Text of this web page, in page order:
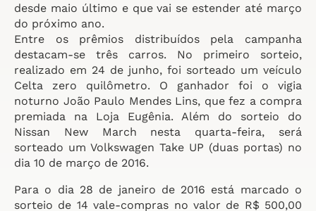
desde maio último e que vai se estender até março
do próximo ano.
Entre os prêmios distribuídos pela campanha
destacam-se três carros. No primeiro sorteio,
realizado em 24 de junho, foi sorteado um veículo
Celta zero quilômetro. O ganhador foi o vigia
noturno João Paulo Mendes Lins, que fez a compra
premiada na Loja Eugênia. Além do sorteio do
Nissan New March nesta quarta-feira, será
sorteado um Volkswagen Take UP (duas portas) no
dia 10 de março de 2016.
Para o dia 28 de janeiro de 2016 está marcado o
sorteio de 14 vale-compras no valor de R$ 500,00